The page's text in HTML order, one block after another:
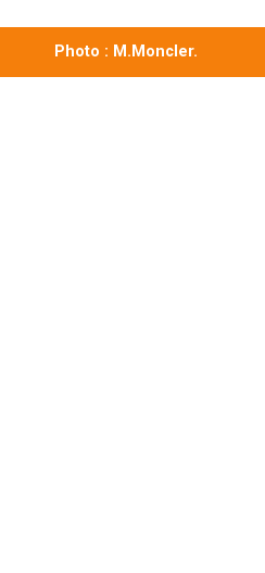
Photo : M.Moncler.